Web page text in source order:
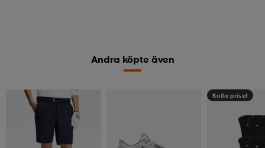
Andra köpte även
Kolla priset